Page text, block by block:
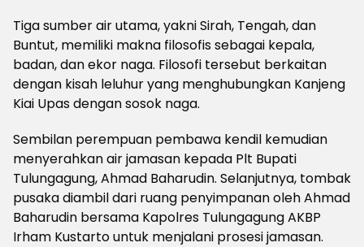
Tiga sumber air utama, yakni Sirah, Tengah, dan
Buntut, memiliki makna filosofis sebagai kepala,
badan, dan ekor naga. Filosofi tersebut berkaitan
dengan kisah leluhur yang menghubungkan Kanjeng
Kiai Upas dengan sosok naga.
Sembilan perempuan pembawa kendil kemudian
menyerahkan air jamasan kepada Plt Bupati
Tulungagung, Ahmad Baharudin. Selanjutnya, tombak
pusaka diambil dari ruang penyimpanan oleh Ahmad
Baharudin bersama Kapolres Tulungagung AKBP
Irham Kustarto untuk menjalani prosesi jamasan.